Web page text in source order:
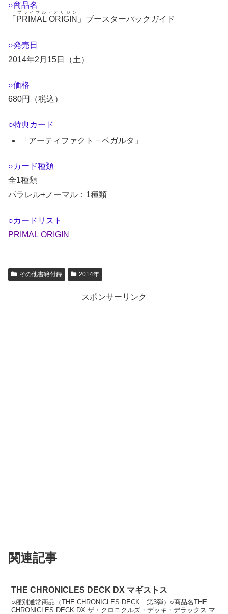
○商品名
「 PRIMAL ORIGIN
プライマル・オリジン
」ブースターパックガイド
○発売日
2014年2月15日（土）
○価格
680円（税込）
○特典カード
「アーティファクト－ベガルタ」
○カード種類
全1種類
パラレル+ノーマル：1種類
○カードリスト
PRIMAL ORIGIN
その他書籍付録 2014年
スポンサーリンク
関連記事
THE CHRONICLES DECK DX マギストス
○種別通常商品（THE CHRONICLES DECK 第3弾）○商品名THE
CHRONICLES DECK DX ザ・クロニクルズ・デッキ・デラックス マ